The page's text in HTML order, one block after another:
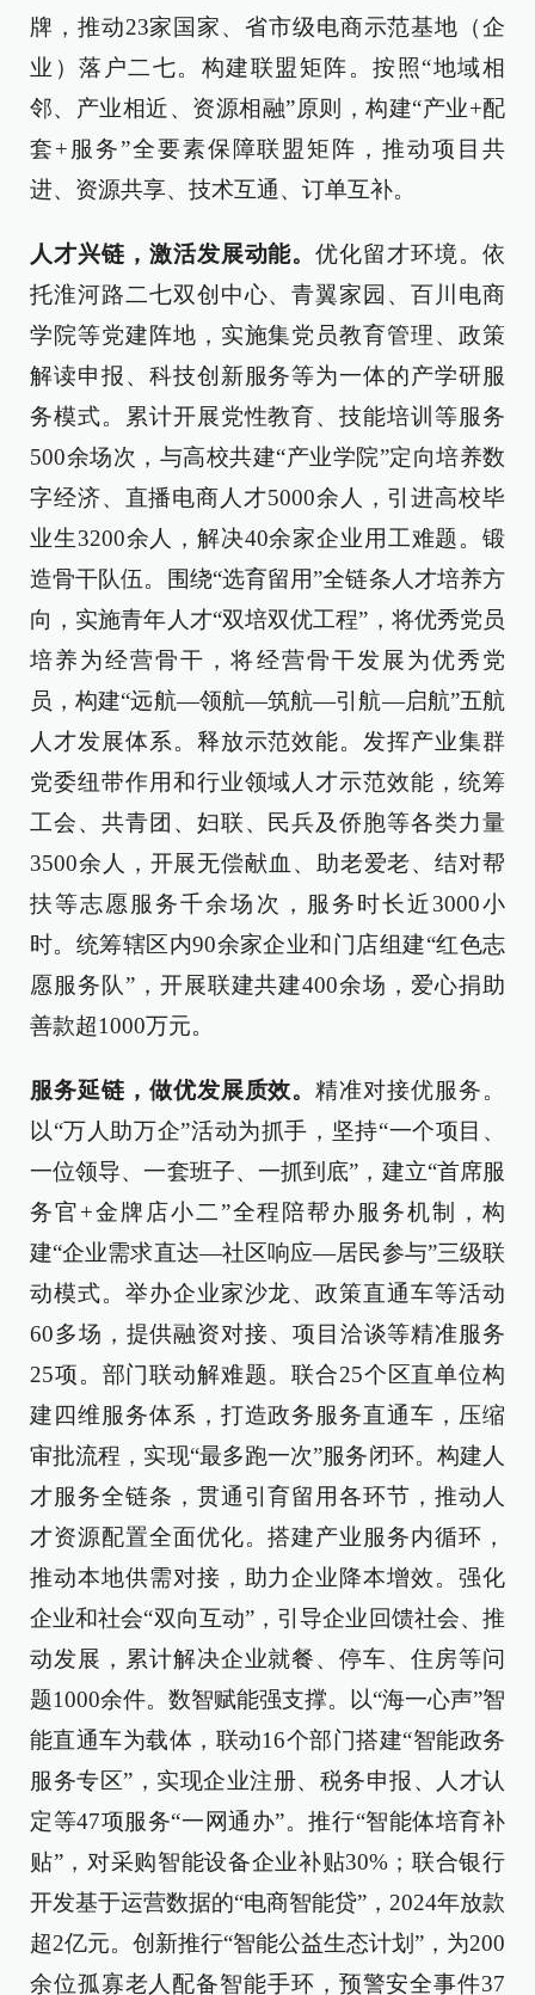
牌，推动23家国家、省市级电商示范基地（企
业）落户二七。构建联盟矩阵。按照“地域相
邻、产业相近、资源相融”原则，构建“产业+配
套+服务”全要素保障联盟矩阵，推动项目共
进、资源共享、技术互通、订单互补。
人才兴链，激活发展动能。优化留才环境。依
托淮河路二七双创中心、青翼家园、百川电商
学院等党建阵地，实施集党员教育管理、政策
解读申报、科技创新服务等为一体的产学研服
务模式。累计开展党性教育、技能培训等服务
500余场次，与高校共建“产业学院”定向培养数
字经济、直播电商人才5000余人，引进高校毕
业生3200余人，解决40余家企业用工难题。锻
造骨干队伍。围绕“选育留用”全链条人才培养方
向，实施青年人才“双培双优工程”，将优秀党员
培养为经营骨干，将经营骨干发展为优秀党
员，构建“远航—领航—筑航—引航—启航”五航
人才发展体系。释放示范效能。发挥产业集群
党委纽带作用和行业领域人才示范效能，统筹
工会、共青团、妇联、民兵及侨胞等各类力量
3500余人，开展无偿献血、助老爱老、结对帮
扶等志愿服务千余场次，服务时长近3000小
时。统筹辖区内90余家企业和门店组建“红色志
愿服务队”，开展联建共建400余场，爱心捐助
善款超1000万元。
服务延链，做优发展质效。精准对接优服务。
以“万人助万企”活动为抓手，坚持“一个项目、
一位领导、一套班子、一抓到底”，建立“首席服
务官+金牌店小二”全程陪帮办服务机制，构
建“企业需求直达—社区响应—居民参与”三级联
动模式。举办企业家沙龙、政策直通车等活动
60多场，提供融资对接、项目洽谈等精准服务
25项。部门联动解难题。联合25个区直单位构
建四维服务体系，打造政务服务直通车，压缩
审批流程，实现“最多跑一次”服务闭环。构建人
才服务全链条，贯通引育留用各环节，推动人
才资源配置全面优化。搭建产业服务内循环，
推动本地供需对接，助力企业降本增效。强化
企业和社会“双向互动”，引导企业回馈社会、推
动发展，累计解决企业就餐、停车、住房等问
题1000余件。数智赋能强支撑。以“海一心声”智
能直通车为载体，联动16个部门搭建“智能政务
服务专区”，实现企业注册、税务申报、人才认
定等47项服务“一网通办”。推行“智能体培育补
贴”，对采购智能设备企业补贴30%；联合银行
开发基于运营数据的“电商智能贷”，2024年放款
超2亿元。创新推行“智能公益生态计划”，为200
余位孤寡老人配备智能手环，预警安全事件37